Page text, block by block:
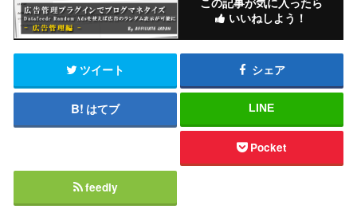
いいねしよう！
ツイート シェア
はてブ LINE
Pocket
feedly